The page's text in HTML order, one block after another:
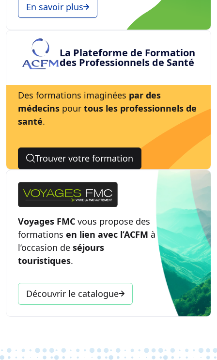
En savoir plus
La Plateforme de Formation
des Professionnels de Santé
Des formations imaginées par des
médecins pour tous les professionnels de
santé.
Trouver votre formation
Voyages FMC vous propose des
formations en lien avec l’ACFM à
l’occasion de séjours
touristiques.
Découvrir le catalogue